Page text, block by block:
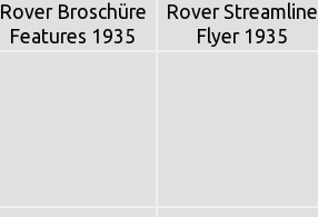
Rover Broschüre
Features 1935
Rover Streamline
Flyer 1935